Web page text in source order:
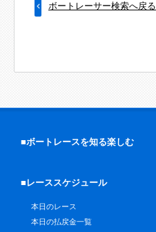
ボートレーサー検索へ戻る
■ボートレースを知る楽しむ
■レーススケジュール
本日のレース
本日の払戻金一覧